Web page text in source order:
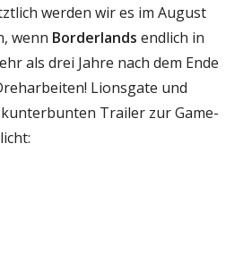
werden wir es im August
wenn Borderlands endlich in
als drei Jahre nach dem Ende
Lionsgate und
Trailer zur Game-